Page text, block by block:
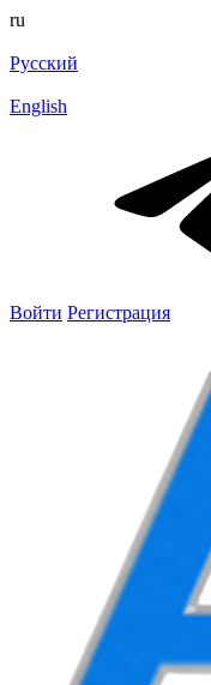
ru
Русский
English
Войти Регистрация